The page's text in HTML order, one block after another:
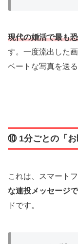
現代の婚活で最も
す。一度流出した
ベートな写真を送
⑩ 1分ごとの「お
これは、スマート
な連投メッセージ
ドです。